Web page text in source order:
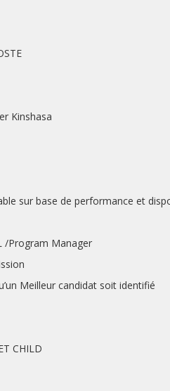
Kinshasa
sur base de performance et
/Program Manager
Meilleur candidat soit identifié
CHILD